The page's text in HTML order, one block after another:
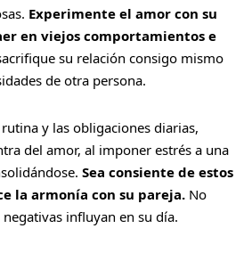
Experimente el amor con su
en viejos comportamientos e
su relación consigo mismo
de otra persona.
y las obligaciones diarias,
del amor, al imponer estrés a una
Sea consiente de estos
la armonía con su pareja. No
influyan en su día.